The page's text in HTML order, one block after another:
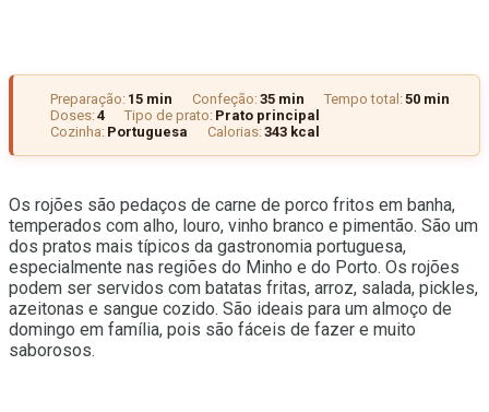
Preparação: 15 min Confeção:35 min Tempo total:50 min
Doses:4 Tipo de prato: Prato principal
Cozinha: Portuguesa Calorias:343 kcal
Os rojões são pedaços de carne de porco fritos em banha,
temperados com alho, louro, vinho branco e pimentão. São um
dos pratos mais típicos da gastronomia portuguesa,
especialmente nas regiões do Minho e do Porto. Os rojões
podem ser servidos com batatas fritas, arroz, salada, pickles,
azeitonas e sangue cozido. São ideais para um almoço de
domingo em família, pois são fáceis de fazer e muito
saborosos.